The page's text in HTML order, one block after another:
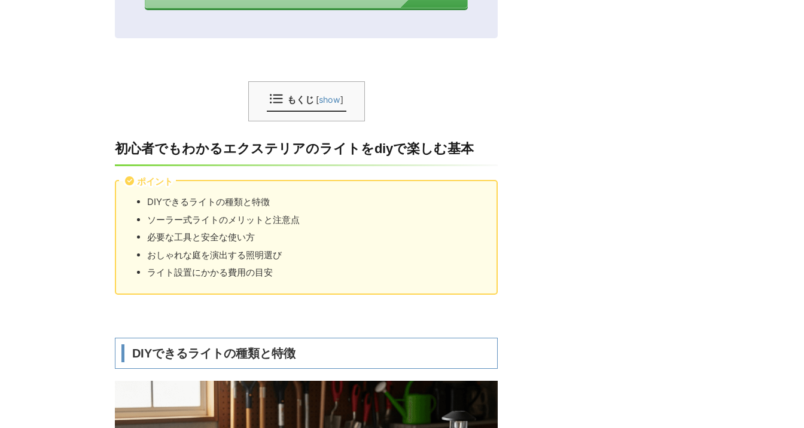
もくじ [show]
初心者でもわかるエクステリアのライトをdiyで楽しむ基本
ポイント
DIYできるライトの種類と特徴
ソーラー式ライトのメリットと注意点
必要な工具と安全な使い方
おしゃれな庭を演出する照明選び
ライト設置にかかる費用の目安
DIYできるライトの種類と特徴